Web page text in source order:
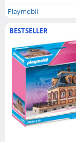
Playmobil
BESTSELLER